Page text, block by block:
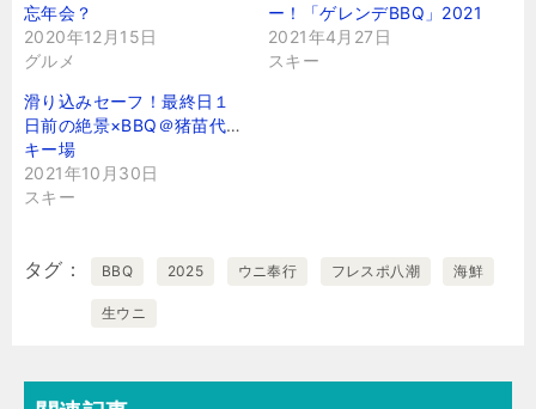
忘年会？
2020年12月15日
グルメ
ー！「ゲレンデBBQ」2021
2021年4月27日
スキー
滑り込みセーフ！最終日１
日前の絶景×BBQ＠猪苗代ス
キー場
2021年10月30日
スキー
タグ BBQ 2025 ウニ奉行 フレスポ八潮 海鮮
生ウニ